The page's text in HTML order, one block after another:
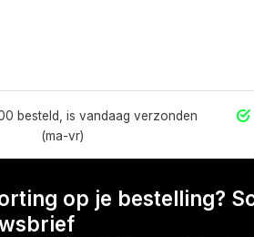
besteld, is vandaag verzonden
(ma-vr)
op je bestelling?